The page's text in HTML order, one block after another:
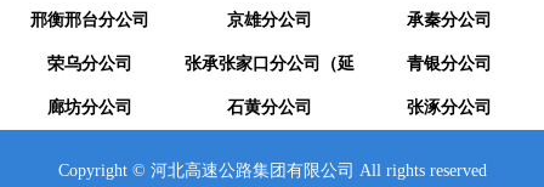
邢衡邢台分公司 京雄分公司 承秦分公司
荣乌分公司 张承张家口分公司（延
崇分公司）
青银分公司
廊坊分公司 石黄分公司 张涿分公司
Copyright © 河北高速公路集团有限公司 All rights reserved